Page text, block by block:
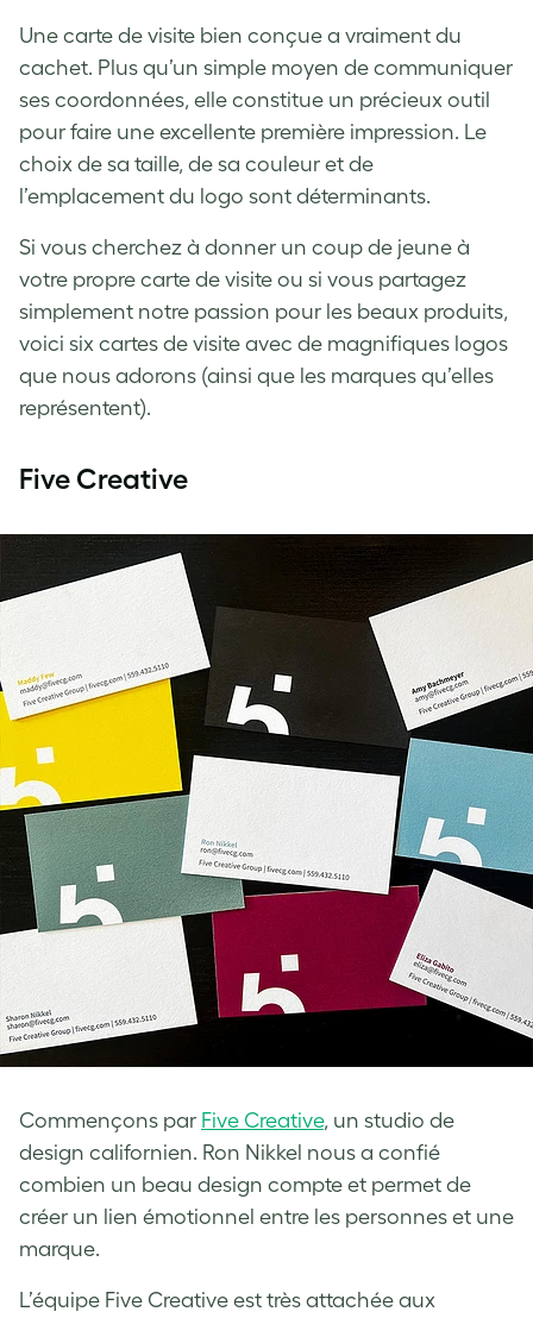
Une carte de visite bien conçue a vraiment du
cachet. Plus qu’un simple moyen de communiquer
ses coordonnées, elle constitue un précieux outil
pour faire une excellente première impression. Le
choix de sa taille, de sa couleur et de
l’emplacement du logo sont déterminants.
Si vous cherchez à donner un coup de jeune à
votre propre carte de visite ou si vous partagez
simplement notre passion pour les beaux produits,
voici six cartes de visite avec de magnifiques logos
que nous adorons (ainsi que les marques qu’elles
représentent).
Five Creative
Commençons par Five Creative, un studio de
design californien. Ron Nikkel nous a confié
combien un beau design compte et permet de
créer un lien émotionnel entre les personnes et une
marque.
L’équipe Five Creative est très attachée aux